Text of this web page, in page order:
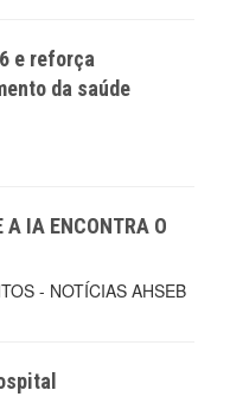
e reforça
da saúde
A IA ENCONTRA O
- NOTÍCIAS AHSEB